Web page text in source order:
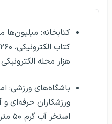
هزار مجله
باشگاه‌های ورزشی:
ورزشکاران حرفه‌ای